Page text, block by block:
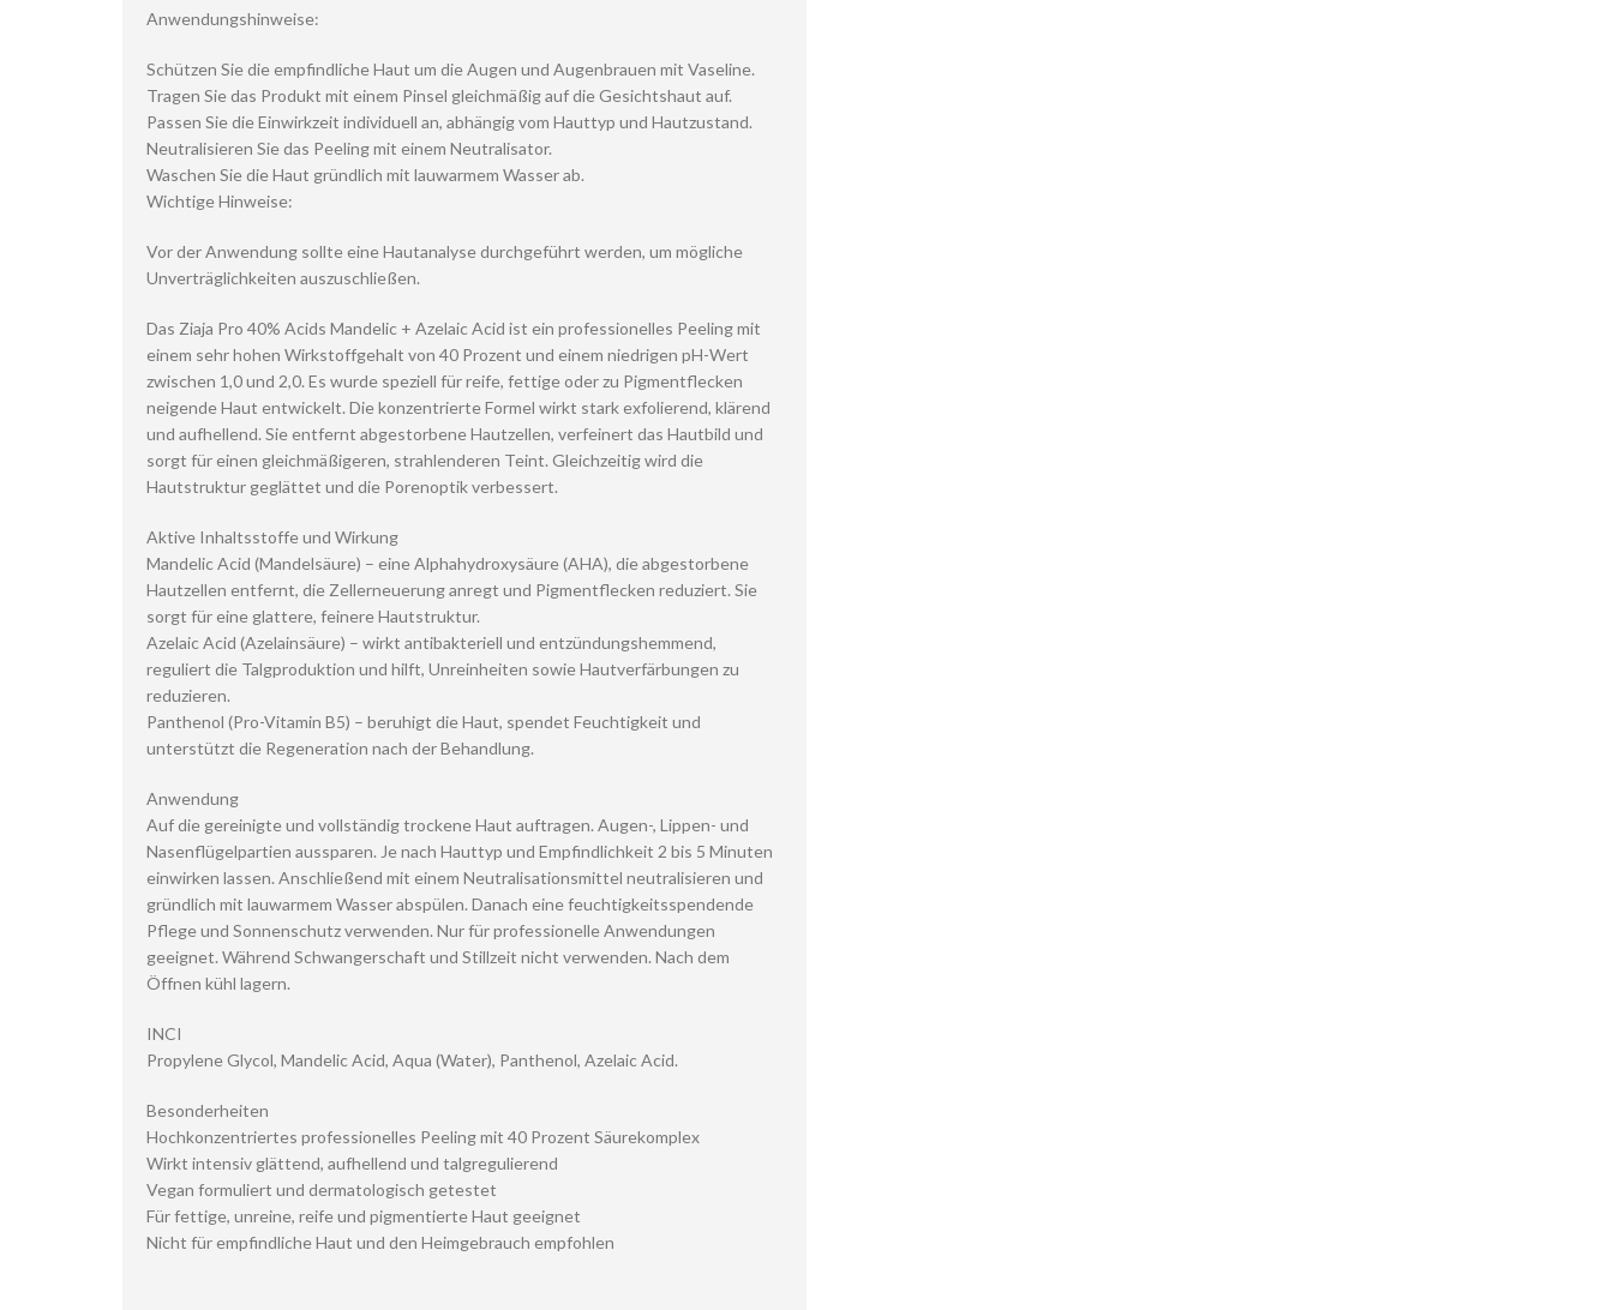
Anwendungshinweise:
Schützen Sie die empfindliche Haut um die Augen und Augenbrauen mit Vaseline.
Tragen Sie das Produkt mit einem Pinsel gleichmäßig auf die Gesichtshaut auf.
Passen Sie die Einwirkzeit individuell an, abhängig vom Hauttyp und Hautzustand.
Neutralisieren Sie das Peeling mit einem Neutralisator.
Waschen Sie die Haut gründlich mit lauwarmem Wasser ab.
Wichtige Hinweise:
Vor der Anwendung sollte eine Hautanalyse durchgeführt werden, um mögliche
Unverträglichkeiten auszuschließen.
Das Ziaja Pro 40% Acids Mandelic + Azelaic Acid ist ein professionelles Peeling mit
einem sehr hohen Wirkstoffgehalt von 40 Prozent und einem niedrigen pH-Wert
zwischen 1,0 und 2,0. Es wurde speziell für reife, fettige oder zu Pigmentflecken
neigende Haut entwickelt. Die konzentrierte Formel wirkt stark exfolierend, klärend
und aufhellend. Sie entfernt abgestorbene Hautzellen, verfeinert das Hautbild und
sorgt für einen gleichmäßigeren, strahlenderen Teint. Gleichzeitig wird die
Hautstruktur geglättet und die Porenoptik verbessert.
Aktive Inhaltsstoffe und Wirkung
Mandelic Acid (Mandelsäure) – eine Alphahydroxysäure (AHA), die abgestorbene
Hautzellen entfernt, die Zellerneuerung anregt und Pigmentflecken reduziert. Sie
sorgt für eine glattere, feinere Hautstruktur.
Azelaic Acid (Azelainsäure) – wirkt antibakteriell und entzündungshemmend,
reguliert die Talgproduktion und hilft, Unreinheiten sowie Hautverfärbungen zu
reduzieren.
Panthenol (Pro-Vitamin B5) – beruhigt die Haut, spendet Feuchtigkeit und
unterstützt die Regeneration nach der Behandlung.
Anwendung
Auf die gereinigte und vollständig trockene Haut auftragen. Augen-, Lippen- und
Nasenflügelpartien aussparen. Je nach Hauttyp und Empfindlichkeit 2 bis 5 Minuten
einwirken lassen. Anschließend mit einem Neutralisationsmittel neutralisieren und
gründlich mit lauwarmem Wasser abspülen. Danach eine feuchtigkeitsspendende
Pflege und Sonnenschutz verwenden. Nur für professionelle Anwendungen
geeignet. Während Schwangerschaft und Stillzeit nicht verwenden. Nach dem
Öffnen kühl lagern.
INCI
Propylene Glycol, Mandelic Acid, Aqua (Water), Panthenol, Azelaic Acid.
Besonderheiten
Hochkonzentriertes professionelles Peeling mit 40 Prozent Säurekomplex
Wirkt intensiv glättend, aufhellend und talgregulierend
Vegan formuliert und dermatologisch getestet
Für fettige, unreine, reife und pigmentierte Haut geeignet
Nicht für empfindliche Haut und den Heimgebrauch empfohlen